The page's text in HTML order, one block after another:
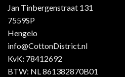
Jan Tinbergenstraat 131
7559SP
Hengelo
info@CottonDistrict.nl
KvK: 78412692
BTW: NL 861382870B01